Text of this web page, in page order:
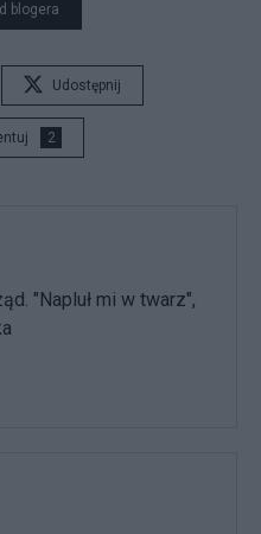
blogera
Udostępnij
2
"Napluł mi w twarz",